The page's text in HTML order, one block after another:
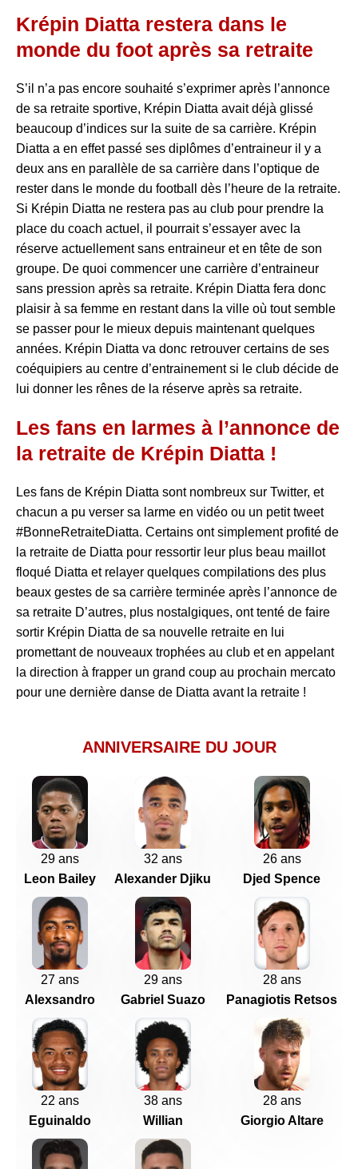
Krépin Diatta restera dans le
monde du foot après sa retraite
S’il n’a pas encore souhaité s’exprimer après l’annonce
de sa retraite sportive, Krépin Diatta avait déjà glissé
beaucoup d’indices sur la suite de sa carrière. Krépin
Diatta a en effet passé ses diplômes d’entraineur il y a
deux ans en parallèle de sa carrière dans l’optique de
rester dans le monde du football dès l’heure de la retraite.
Si Krépin Diatta ne restera pas au club pour prendre la
place du coach actuel, il pourrait s’essayer avec la
réserve actuellement sans entraineur et en tête de son
groupe. De quoi commencer une carrière d’entraineur
sans pression après sa retraite. Krépin Diatta fera donc
plaisir à sa femme en restant dans la ville où tout semble
se passer pour le mieux depuis maintenant quelques
années. Krépin Diatta va donc retrouver certains de ses
coéquipiers au centre d’entrainement si le club décide de
lui donner les rênes de la réserve après sa retraite.
Les fans en larmes à l’annonce de
la retraite de Krépin Diatta !
Les fans de Krépin Diatta sont nombreux sur Twitter, et
chacun a pu verser sa larme en vidéo ou un petit tweet
#BonneRetraiteDiatta. Certains ont simplement profité de
la retraite de Diatta pour ressortir leur plus beau maillot
floqué Diatta et relayer quelques compilations des plus
beaux gestes de sa carrière terminée après l’annonce de
sa retraite D’autres, plus nostalgiques, ont tenté de faire
sortir Krépin Diatta de sa nouvelle retraite en lui
promettant de nouveaux trophées au club et en appelant
la direction à frapper un grand coup au prochain mercato
pour une dernière danse de Diatta avant la retraite !
ANNIVERSAIRE DU JOUR
29 ans 32 ans
26 ans
Leon Bailey
Alexander Djiku Djed Spence
27 ans 29 ans
28 ans
Alexsandro
Gabriel Suazo Panagiotis Retsos
22 ans 38 ans
28 ans
Eguinaldo
Willian Giorgio Altare